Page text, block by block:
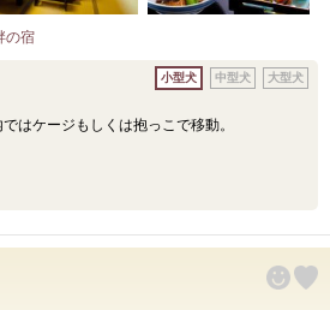
の宿
はケージもしくは抱っこで移動。
小型犬 中型犬 大型犬